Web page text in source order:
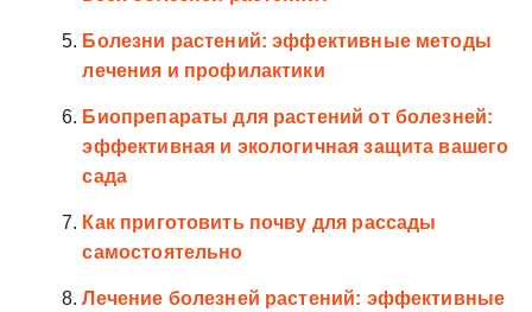
Болезни растений: эффективные методы
лечения и профилактики
Биопрепараты для растений от болезней:
эффективная и экологичная защита вашего
сада
Как приготовить почву для рассады
самостоятельно
Лечение болезней растений: эффективные